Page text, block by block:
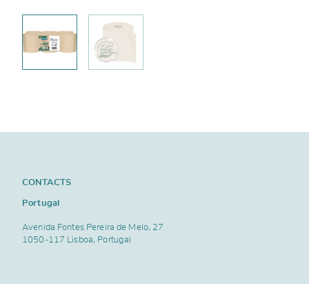
CONTACTS
Portugal
Avenida Fontes Pereira de Melo, 27
1050-117 Lisboa, Portugal